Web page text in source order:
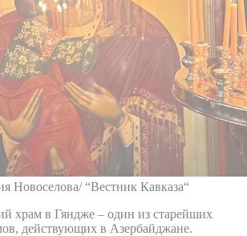
Новоселова/ “Вестник Кавказа“
храм в Гяндже – один из старейших
действующих в Азербайджане.